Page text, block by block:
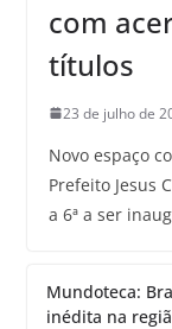
com
títulos
23 de julho de
Novo espaço
Prefeito Jesus
a 6ª a ser
Mundoteca:
inédita na